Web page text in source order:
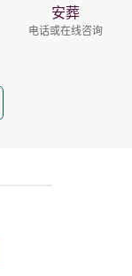
安葬
电话或在线咨询